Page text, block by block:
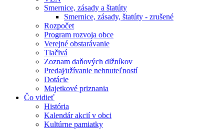
Smernice, zásady a štatúty
Smernice, zásady, štatúty - zrušené
Rozpočet
Program rozvoja obce
Verejné obstarávanie
Tlačivá
Zoznam daňových dlžníkov
Predaj⁄užívanie nehnuteľností
Dotácie
Majetkové priznania
Čo vidieť
História
Kalendár akcií v obci
Kultúrne pamiatky